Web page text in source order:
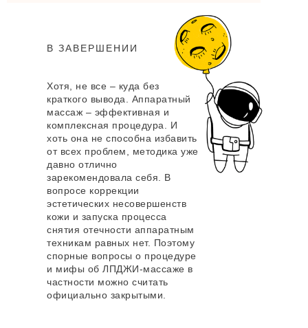
В ЗАВЕРШЕНИИ
Хотя, не все – куда без
краткого вывода. Аппаратный
массаж – эффективная и
комплексная процедура. И
хоть она не способна избавить
от всех проблем, методика уже
давно отлично
зарекомендовала себя. В
вопросе коррекции
эстетических несовершенств
кожи и запуска процесса
снятия отечности аппаратным
техникам равных нет. Поэтому
спорные вопросы о процедуре
и мифы об ЛПДЖИ-массаже в
частности можно считать
официально закрытыми.
ДРУГИЕ СТАТЬИ